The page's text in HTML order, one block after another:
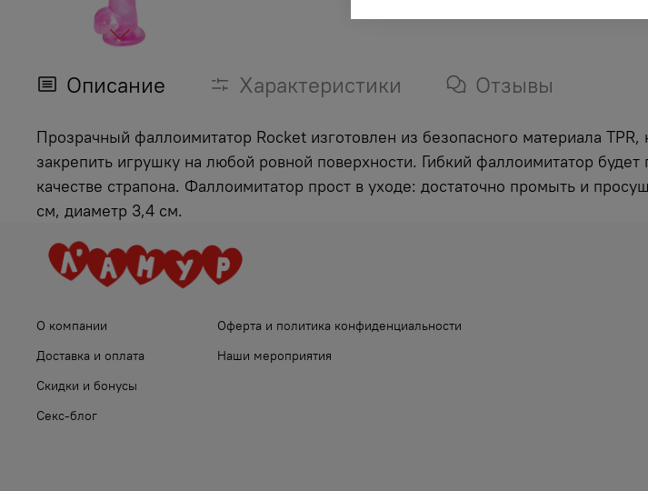
Описание Характеристики Отзывы
Прозрачный фаллоимитатор Rocket изготовлен из безопасного материала
закрепить игрушку на любой ровной поверхности. Гибкий фаллоимитатор
качестве страпона. Фаллоимитатор прост в уходе: достаточно промыть и
см, диаметр 3,4 см.
О компании
Доставка и оплата
Скидки и бонусы
Секс-блог
Оферта и политика конфиденциальности
Наши мероприятия